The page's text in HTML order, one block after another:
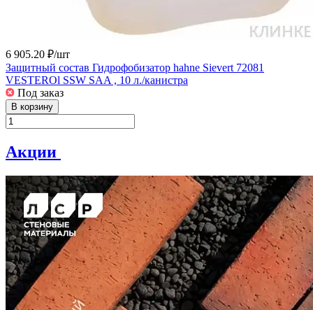
6 905.20 ₽/шт
Защитный состав Гидрофобизатор hahne Sievert 72081
VESTEROl SSW SAA , 10 л./канистра
Под заказ
В корзину
Акции